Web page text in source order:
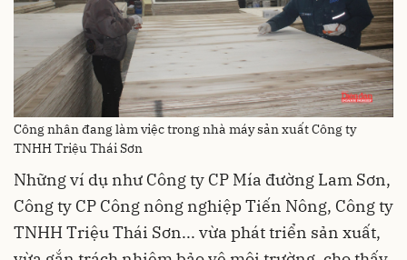
Công nhân đang làm việc trong nhà máy sản xuất Công ty
TNHH Triệu Thái Sơn
Những ví dụ như Công ty CP Mía đường Lam Sơn,
Công ty CP Công nông nghiệp Tiến Nông, Công ty
TNHH Triệu Thái Sơn... vừa phát triển sản xuất,